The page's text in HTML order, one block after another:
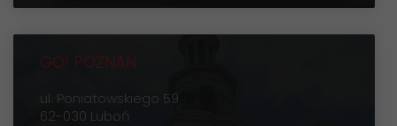
GO! POZNAŃ
ul. Poniatowskiego 59
62-030 Luboń